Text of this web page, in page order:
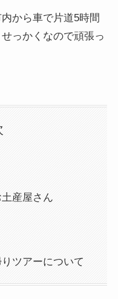
から車で片道5時間
っかくなので頑張っ
産屋さん
ツアーについて